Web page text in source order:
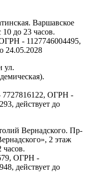
Варшавское
до 23 часов.
- 1127746004495,
24.05.2028
ул.
ОГРН -
действует до
Вернадского. Пр-
2 этаж
часов.
ОГРН -
действует до